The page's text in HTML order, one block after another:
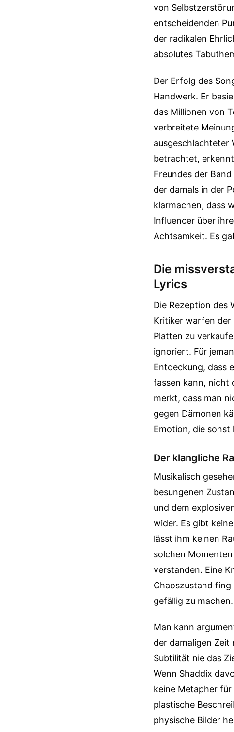
von
entscheidenden
der radikalen
absolutes
Der Erfolg des
Handwerk. Er
das Millionen von
verbreitete
ausgeschlachteter
betrachtet,
Freundes der
der damals in der
klarmachen, dass
Influencer über
Achtsamkeit. Es
Die
Lyrics
Die Rezeption des
Kritiker warfen der
Platten zu
ignoriert. Für
Entdeckung, dass
fassen kann, nicht
merkt, dass man
gegen Dämonen
Emotion, die sonst
Der klangliche
Musikalisch
besungenen
und dem
wider. Es gibt
lässt ihm keinen
solchen
verstanden. Eine
Chaoszustand
gefällig zu machen.
Man kann
der damaligen Zeit
Subtilität nie das
Wenn Shaddix
keine Metapher
plastische
physische Bilder